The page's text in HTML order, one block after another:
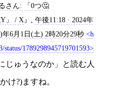
さん: 「0つ🤔
」 / X
午後11:18 · 2024年
年6月1日(土) 2時20分29秒
h
status/1789298945719701593
じゅうなのか」と読む人
け?)ますね。